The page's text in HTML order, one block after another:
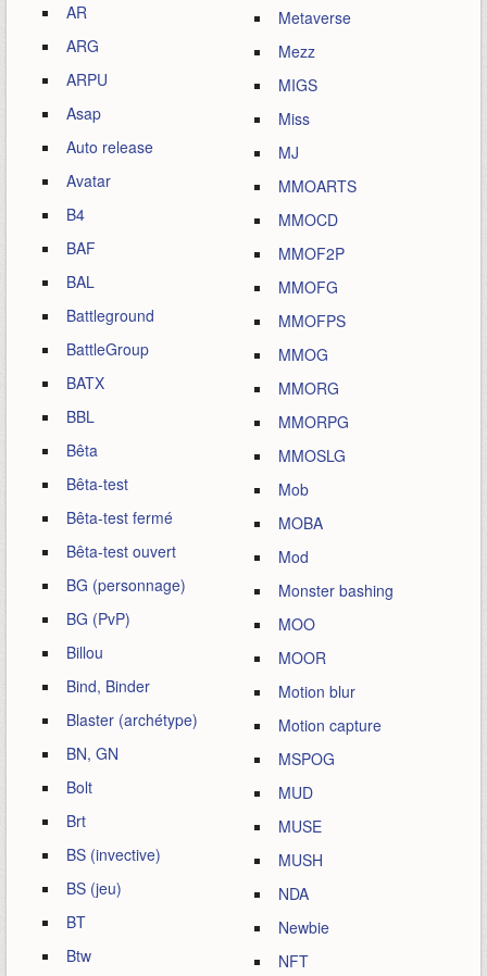
AR
ARG
ARPU
Asap
Auto release
Avatar
B4
BAF
BAL
Battleground
BattleGroup
BATX
BBL
Bêta
Bêta-test
Bêta-test fermé
Bêta-test ouvert
BG (personnage)
BG (PvP)
Billou
Bind, Binder
Blaster (archétype)
BN, GN
Bolt
Brt
BS (invective)
BS (jeu)
BT
Btw
Metaverse
Mezz
MIGS
Miss
MJ
MMOARTS
MMOCD
MMOF2P
MMOFG
MMOFPS
MMOG
MMORG
MMORPG
MMOSLG
Mob
MOBA
Mod
Monster bashing
MOO
MOOR
Motion blur
Motion capture
MSPOG
MUD
MUSE
MUSH
NDA
Newbie
NFT